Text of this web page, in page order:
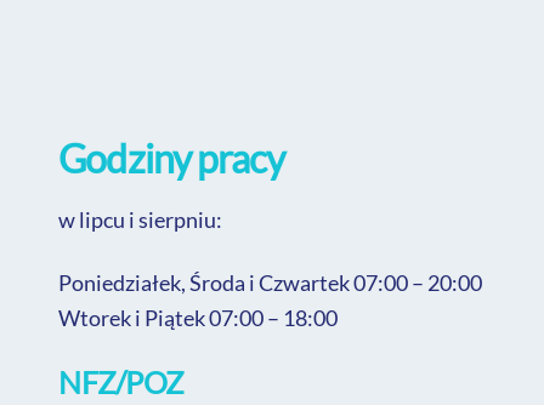
Godziny pracy
w lipcu i sierpniu:
Poniedziałek, Środa i Czwartek 07:00 – 20:00
Wtorek i Piątek 07:00 – 18:00
NFZ/POZ